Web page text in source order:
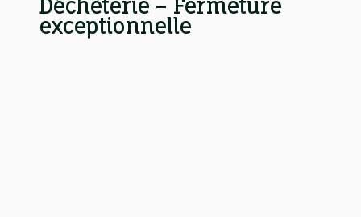
Déchèterie – Fermeture
exceptionnelle